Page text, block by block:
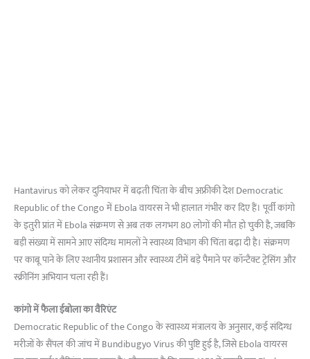
Hantavirus को लेकर दुनियाभर में बढ़ती चिंता के बीच अफ्रीकी देश Democratic
Republic of the Congo में Ebola वायरस ने भी हालात गंभीर कर दिए हैं। पूर्वी कांगो
के इतुरी प्रांत में Ebola संक्रमण से अब तक लगभग 80 लोगों की मौत हो चुकी है, जबकि
बड़ी संख्या में सामने आए संदिग्ध मामलों ने स्वास्थ्य विभाग की चिंता बढ़ा दी है। संक्रमण
पर काबू पाने के लिए स्थानीय प्रशासन और स्वास्थ्य टीमें बड़े पैमाने पर कॉन्टैक्ट ट्रेसिंग और
स्क्रीनिंग अभियान चला रही हैं।
कांगो में फैला ईबोला का वैरिएंट
Democratic Republic of the Congo के स्वास्थ्य मंत्रालय के अनुसार, कई संदिग्ध
मरीजों के सैंपल की जांच में Bundibugyo Virus की पुष्टि हुई है, जिसे Ebola वायरस